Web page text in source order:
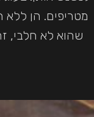
מטריפים. הן
שהוא לא חלבי,